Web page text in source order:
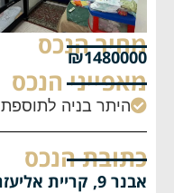
מחיר הנכס
₪1480000
מאפייני הנכס
היתר בניה לתוספת 45 מ''ר
כתובת הנכס
אבנר 9, קריית אליעזר חיפה